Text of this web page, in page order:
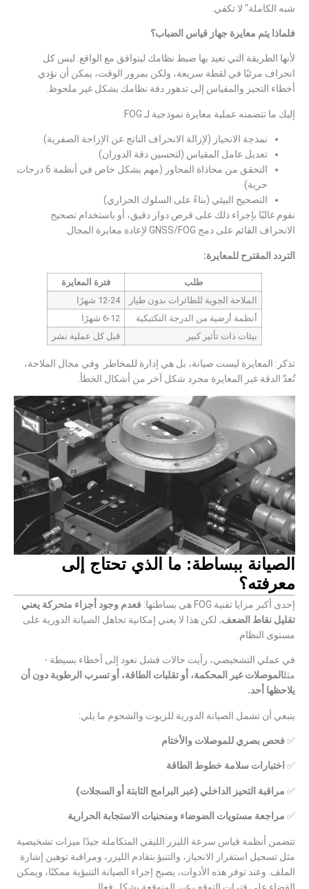
شبه الكاملة" لا تكفي.
فلماذا يتم معايرة جهاز قياس الضباب؟
لأنها الطريقة التي تعيد بها ضبط نظامك ليتوافق مع الواقع. ليس كل
انحراف مرئيًا في لقطة سريعة، ولكن بمرور الوقت، يمكن أن تؤدي
أخطاء التحيز والمقياس إلى تدهور دقة نظامك بشكل غير ملحوظ.
إليك ما تتضمنه عملية معايرة نموذجية لـ FOG:
نمذجة الانحياز (لإزالة الانحراف الناتج عن الإزاحة الصفرية)
تعديل عامل المقياس (لتحسين دقة الدوران)
التحقق من محاذاة المحاور (مهم بشكل خاص في أنظمة 6 درجات
حرية)
التصحيح البيئي (بناءً على السلوك الحراري)
نقوم غالبًا بإجراء ذلك على قرص دوار دقيق، أو باستخدام تصحيح
الانحراف القائم على دمج GNSS/FOG لإعادة معايرة المجال.
التردد المقترح للمعايرة:
طلب
فترة المعايرة
الملاحة الجوية للطائرات بدون طيار
12-24 شهرًا
أنظمة أرضية من الدرجة التكتيكية
6-12 شهرًا
بيئات ذات تأثير كبير
قبل كل عملية نشر
تذكر: المعايرة ليست صيانة، بل هي إدارة للمخاطر. وفي مجال الملاحة،
تُعدّ الدقة غير المعايرة مجرد شكل آخر من أشكال الخطأ.
الصيانة ببساطة: ما الذي تحتاج إلى
معرفته؟
إحدى أكبر مزايا تقنية FOG هي بساطتها:
فعدم وجود أجزاء متحركة يعني
تقليل نقاط الضعف. لكن هذا لا يعني إمكانية تجاهل الصيانة الدورية على
مستوى النظام.
في عملي التشخيصي، رأيت حالات فشل تعود إلى أخطاء بسيطة -
مثلالموصلات غير المحكمة، أو تقلبات الطاقة، أو تسرب الرطوبة دون أن
يلاحظها أحد.
ينبغي أن تشمل الصيانة الدورية للزيوت والشحوم ما يلي:
✅فحص بصري للموصلات والأختام
✅ اختبارات سلامة خطوط الطاقة
✅ مراقبة التحيز الداخلي (عبر البرامج الثابتة أو السجلات)
✅ مراجعة مستويات الضوضاء ومنحنيات الاستجابة الحرارية
تتضمن أنظمة قياس سرعة الليزر الليفي المتكاملة جيدًا ميزات تشخيصية
مثل تسجيل استقرار الانحياز، والتنبؤ بتقادم الليزر، ومراقبة توهين إشارة
الملف. وعند توفر هذه الأدوات، يصبح إجراء الصيانة التنبؤية ممكنًا، ويمكن
القضاء على فترات التوقف غير المتوقعة بشكل فعال.